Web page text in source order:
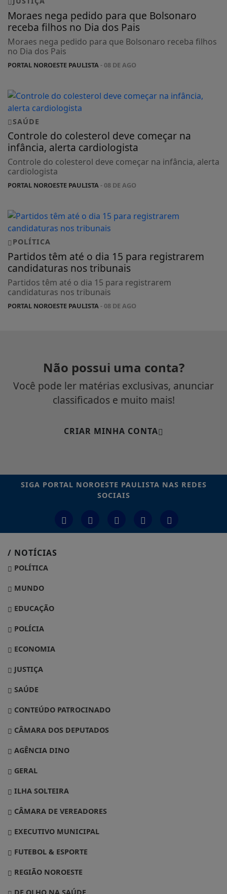
Moraes nega pedido para que Bolsonaro
receba filhos no Dia dos Pais
Moraes nega pedido para que Bolsonaro receba filhos
no Dia dos Pais
PORTAL NOROESTE PAULISTA- 08 DE AGO
SAÚDE
Controle do colesterol deve começar na
infância, alerta cardiologista
Controle do colesterol deve começar na infância, alerta
cardiologista
PORTAL NOROESTE PAULISTA- 08 DE AGO
POLÍTICA
Partidos têm até o dia 15 para registrarem
candidaturas nos tribunais
Partidos têm até o dia 15 para registrarem
candidaturas nos tribunais
PORTAL NOROESTE PAULISTA- 08 DE AGO
Não possui uma conta?
Você pode ler matérias exclusivas, anunciar
classificados e muito mais!
CRIAR MINHA CONTA
SIGA PORTAL NOROESTE PAULISTA NAS REDES
SOCIAIS
/ NOTÍCIAS
POLÍTICA
MUNDO
EDUCAÇÃO
POLÍCIA
ECONOMIA
JUSTIÇA
SAÚDE
CONTEÚDO PATROCINADO
CÂMARA DOS DEPUTADOS
AGÊNCIA DINO
GERAL
ILHA SOLTEIRA
CÂMARA DE VEREADORES
EXECUTIVO MUNICIPAL
FUTEBOL & ESPORTE
REGIÃO NOROESTE